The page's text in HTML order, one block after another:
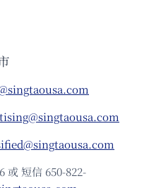
或 短信 650-822-